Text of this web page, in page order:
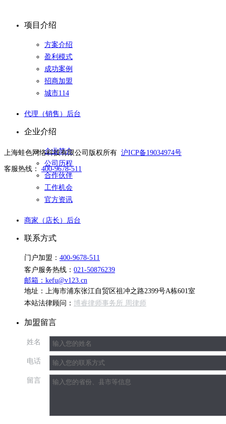
项目介绍
方案介绍
盈利模式
成功案例
招商加盟
城市114
代理（销售）后台
企业介绍
企业简介
公司历程
合作伙伴
工作机会
官方资讯
商家（店长）后台
联系方式
门户加盟： 400-9678-511
客户服务热线： 021-50876239
邮箱：kefu@v123.cn
地址：上海市浦东张江自贸区祖冲之路2399号A栋601室
本站法律顾问： 博睿律师事务所 周律师
加盟留言
姓名
电话
留言
上海蛙色网络科技有限公司版权所有 沪ICP备19034974号
客服热线： 400-9678-511